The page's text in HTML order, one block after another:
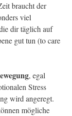
braucht der
viel
dir täglich auf
gut tun (to care
, egal
Stress
wird angeregt.
mögliche